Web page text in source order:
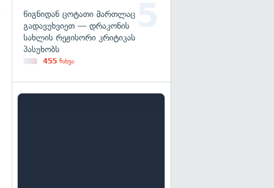
წიგნიდან ცოტათი მართლაც
გადავუხვიეთ — დრაკონის
სახლის რეჟისორი კრიტიკას
პასუხობს
455 ნახვა